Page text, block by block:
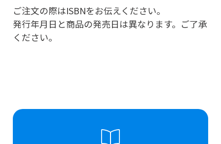
ご注文の際はISBNをお伝えください。
発行年月日と商品の発売日は異なります。ご了承
ください。